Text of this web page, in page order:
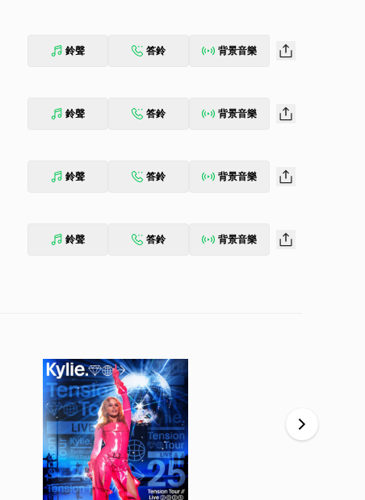
鈴聲 答鈴 背景音樂
鈴聲 答鈴 背景音樂
鈴聲 答鈴 背景音樂
鈴聲 答鈴 背景音樂